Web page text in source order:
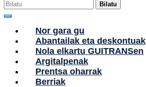
Bilatu
Nor gara gu
Abantailak eta deskontuak
Nola elkartu GUITRANSen
Argitalpenak
Prentsa oharrak
Berriak